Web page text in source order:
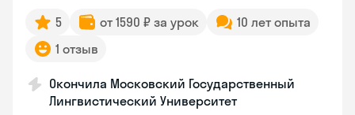
5 от 1590 ₽ за урок
10 лет опыта
1 отзыв
Окончила Московский Государственный
Лингвистический Университет